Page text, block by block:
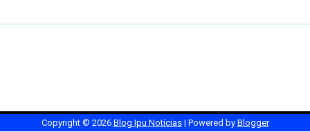
Copyright © 2026 Blog Ipu Notícias| Powered by Blogger